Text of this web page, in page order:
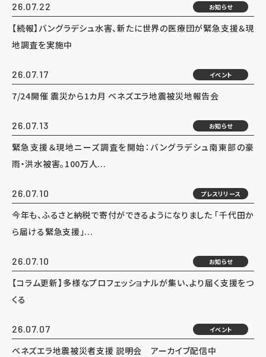
26.07.22 お知らせ
【続報】バングラデシュ水害、新たに世界の医療団が緊急支援＆現
地調査を実施中
26.07.17 イベント
7/24開催 震災から1カ月 ベネズエラ地震被災地報告会
26.07.13 お知らせ
緊急支援＆現地ニーズ調査を開始：バングラデシュ南東部の豪
雨・洪水被害。100万人...
26.07.10 プレスリリース
今年も、ふるさと納税で寄付ができるようになりました 「千代田か
ら届ける緊急支援」...
26.07.10 お知らせ
【コラム更新】多様なプロフェッショナルが集い、より届く支援をつ
くる
26.07.07 イベント
ベネズエラ地震被災者支援 説明会 アーカイブ配信中